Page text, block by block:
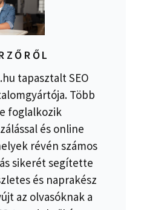
tapasztalt SEO
Több
foglalkozik
és online
révén számos
sikerét segítette
és naprakész
az olvasóknak a